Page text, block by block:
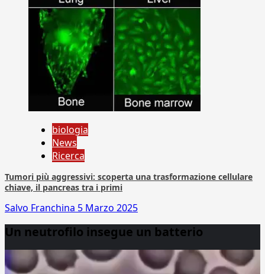
biologia
News
Ricerca
Tumori più aggressivi: scoperta una trasformazione cellulare
chiave, il pancreas tra i primi
Salvo Franchina 5 Marzo 2025
Un neutrofilo insegue un batterio
Player